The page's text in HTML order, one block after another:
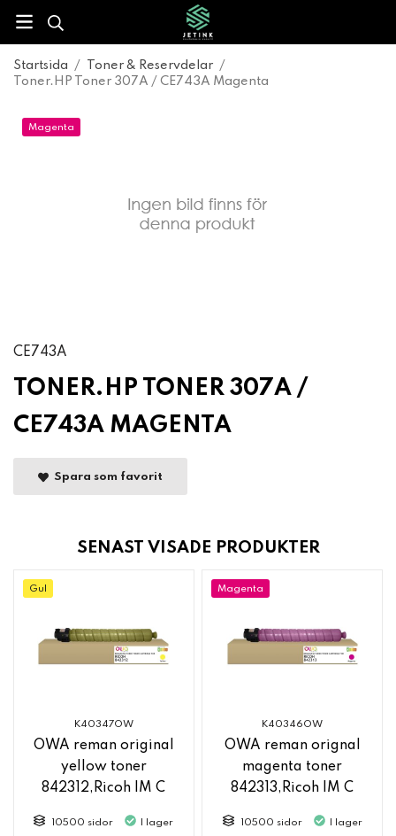
Startsida / Toner & Reservdelar /
Toner.HP Toner 307A / CE743A Magenta
Magenta
CE743A
TONER.HP TONER 307A /
CE743A MAGENTA
Spara som favorit
SENAST VISADE PRODUKTER
Gul
K40347OW
OWA reman original
yellow toner
842312,Ricoh IM C
10500 sidor I lager
Magenta
K40346OW
OWA reman orignal
magenta toner
842313,Ricoh IM C
10500 sidor I lager